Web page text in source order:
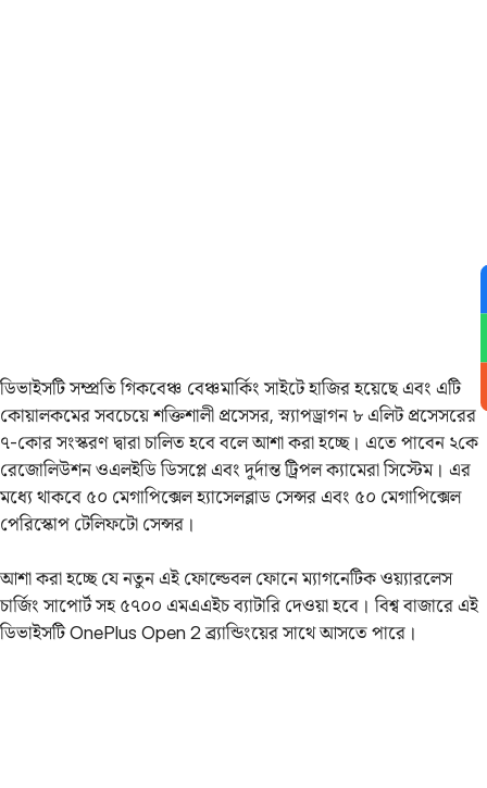
ডিভাইসটি সম্প্রতি গিকবেঞ্চ বেঞ্চমার্কিং সাইটে হাজির হয়েছে এবং এটি
কোয়ালকমের সবচেয়ে শক্তিশালী প্রসেসর, স্ন্যাপড্রাগন ৮ এলিট প্রসেসরের
৭-কোর সংস্করণ দ্বারা চালিত হবে বলে আশা করা হচ্ছে। এতে পাবেন ২কে
রেজোলিউশন ওএলইডি ডিসপ্লে এবং দুর্দান্ত ট্রিপল ক্যামেরা সিস্টেম। এর
মধ্যে থাকবে ৫০ মেগাপিক্সেল হ্যাসেলব্লাড সেন্সর এবং ৫০ মেগাপিক্সেল
পেরিস্কোপ টেলিফটো সেন্সর।
আশা করা হচ্ছে যে নতুন এই ফোল্ডেবল ফোনে ম্যাগনেটিক ওয়্যারলেস
চার্জিং সাপোর্ট সহ ৫৭০০ এমএএইচ ব্যাটারি দেওয়া হবে। বিশ্ব বাজারে এই
ডিভাইসটি OnePlus Open 2 ব্র্যান্ডিংয়ের সাথে আসতে পারে।